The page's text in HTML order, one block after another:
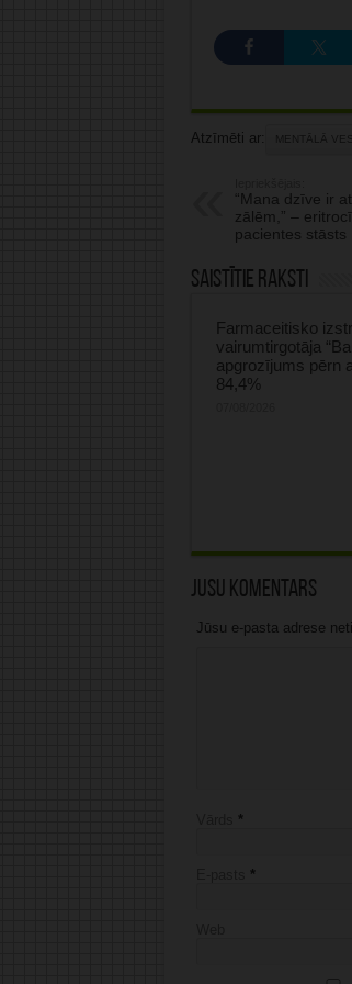
Atzīmēti ar: MENTĀLĀ
“Mana dzīve ir
zālēm,” –
pacientes stāsts
Saistītie raksti
Farmaceitisko
vairumtirgotāja
apgrozījums pērn
84,4%
Jūsu komentārs
Jūsu e-pasta adrese
*
*